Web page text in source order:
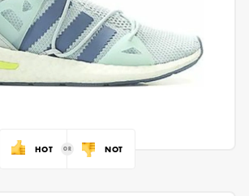
HOT NOT